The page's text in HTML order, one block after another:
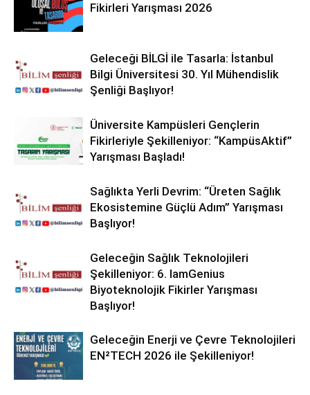
Fikirleri Yarışması 2026
Geleceği BİLGİ ile Tasarla: İstanbul
Bilgi Üniversitesi 30. Yıl Mühendislik
Şenliği Başlıyor!
Üniversite Kampüsleri Gençlerin
Fikirleriyle Şekilleniyor: “KampüsAktif”
Yarışması Başladı!
Sağlıkta Yerli Devrim: “Üreten Sağlık
Ekosistemine Güçlü Adım” Yarışması
Başlıyor!
Geleceğin Sağlık Teknolojileri
Şekilleniyor: 6. IamGenius
Biyoteknolojik Fikirler Yarışması
Başlıyor!
Geleceğin Enerji ve Çevre Teknolojileri
EN²TECH 2026 ile Şekilleniyor!